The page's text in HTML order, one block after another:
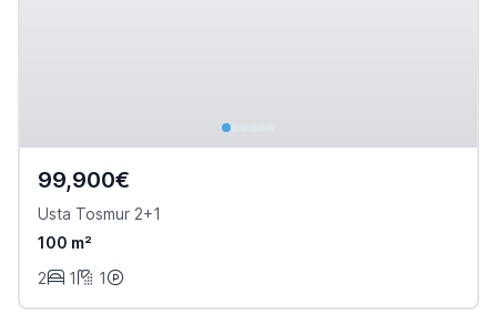
99,900€
Usta Tosmur 2+1
100 m²
2
1 1